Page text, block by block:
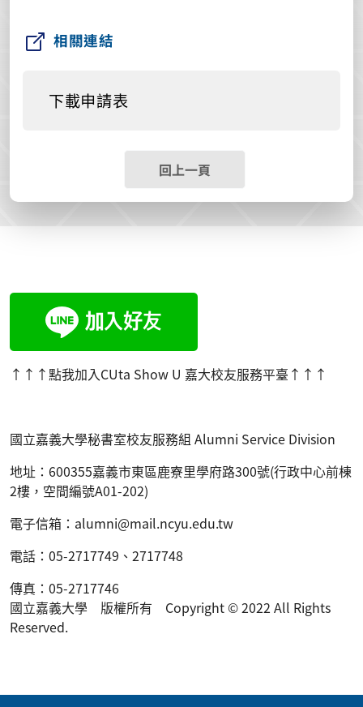
相關連結
下載申請表
回上一頁
↑↑↑點我加入CUta Show U 嘉大校友服務平臺 ↑↑↑
國立嘉義大學秘書室校友服務組 Alumni Service Division
地址： 600355嘉義市東區鹿寮里學府路300號(行政中心前棟
2樓，空間編號A01-202)
電子信箱： alumni@mail.ncyu.edu.tw
電話： 05-2717749 、 2717748
傳真：05-2717746
國立嘉義大學 版權所有 Copyright © 2022 All Rights
Reserved.